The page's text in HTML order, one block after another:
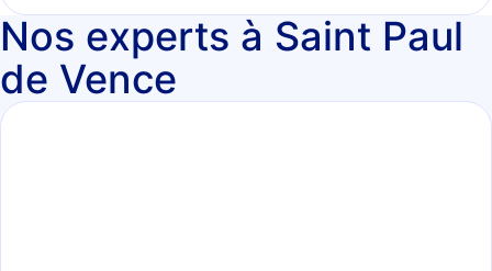
Nos experts à Saint Paul
de Vence